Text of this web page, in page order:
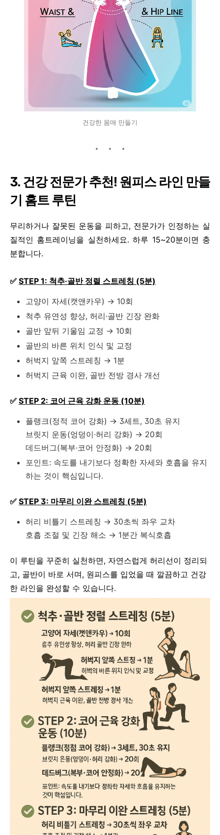
건강한 몸매 만들기
3. 건강 전문가 추천! 원피스 라인 만들
기 홈트 루틴
무리하거나 잘못된 운동을 피하고, 전문가가 인정하는 실
질적인 홈트레이닝을 실천하세요. 하루 15~20분이면 충
분합니다.
✅ STEP 1: 척추·골반 정렬 스트레칭 (5분)
고양이 자세(캣앤카우) → 10회
척추 유연성 향상, 허리·골반 긴장 완화
골반 앞뒤 기울임 교정 → 10회
골반의 바른 위치 인식 및 교정
허벅지 앞쪽 스트레칭 → 1분
허벅지 근육 이완, 골반 전방 경사 개선
✅ STEP 2: 코어 근육 강화 운동 (10분)
플랭크(정적 코어 강화) → 3세트, 30초 유지
브릿지 운동(엉덩이·허리 강화) → 20회
데드버그(복부·코어 안정화) → 20회
포인트: 속도를 내기보다 정확한 자세와 호흡을 유지
하는 것이 핵심입니다.
✅ STEP 3: 마무리 이완 스트레칭 (5분)
허리 비틀기 스트레칭 → 30초씩 좌우 교차
호흡 조절 및 긴장 해소 → 1분간 복식호흡
이 루틴을 꾸준히 실천하면, 자연스럽게 허리선이 정리되
고, 골반이 바로 서며, 원피스를 입었을 때 깔끔하고 건강
한 라인을 완성할 수 있습니다.